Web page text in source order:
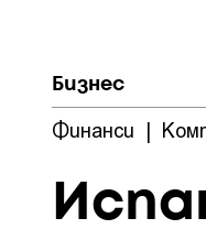
Бизнес
Финанси |